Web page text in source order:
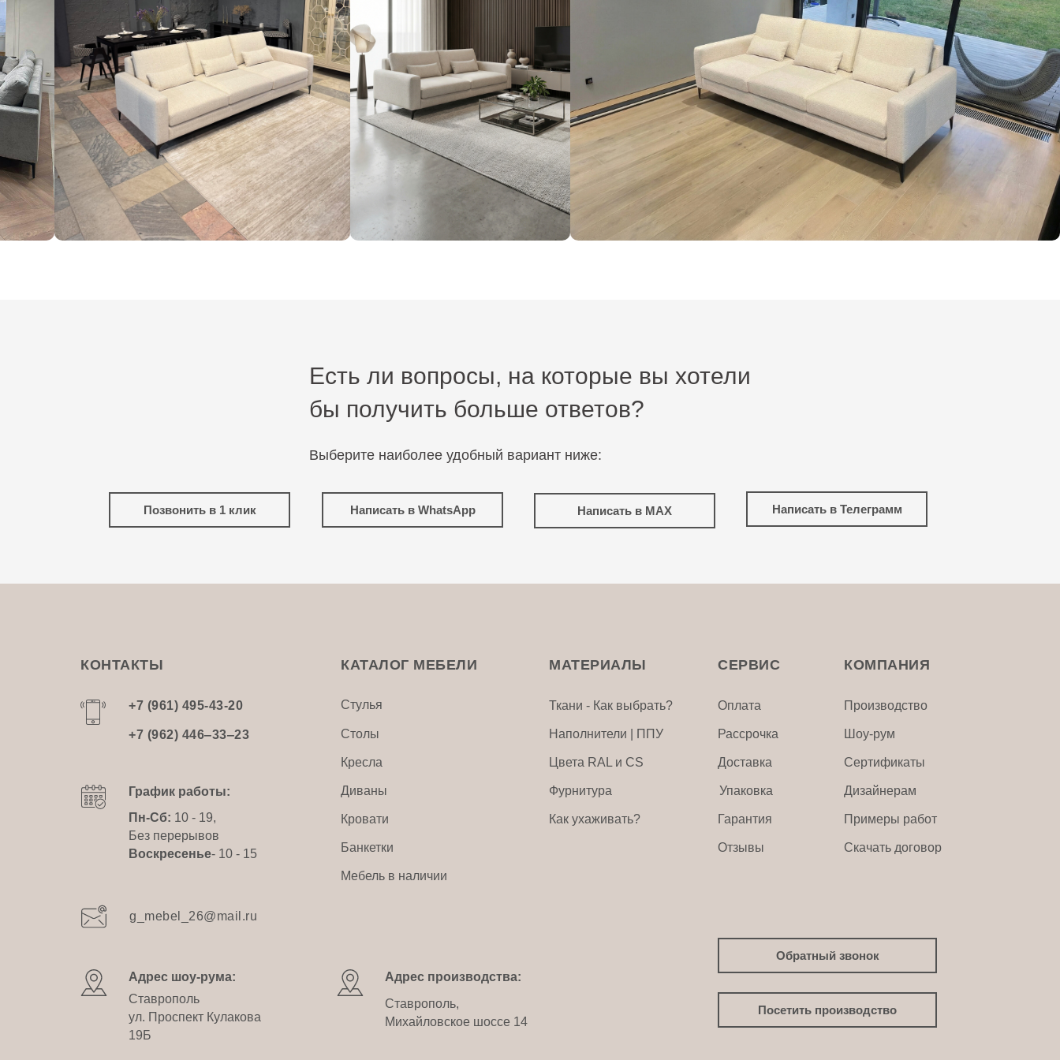
Есть ли вопросы, на которые вы хотели
бы получить больше ответов?
Выберите наиболее удобный вариант ниже:
Написать в WhatsApp Написать в MAX Написать в Телеграмм
Позвонить в 1 клик
Посетить производство
Обратный звонок
Примеры работ
Сертификаты
Дизайнерам
Производство
Скачать договор
КОМПАНИЯ
Оплата
Упаковка
СЕРВИС
Гарантия
Ткани - Как выбрать?
Отзывы
Наполнители | ППУ
Доставка
Цвета RAL и CS
Фурнитура
Как ухаживать?
МАТЕРИАЛЫ
Стулья
Кресла
Столы
Диваны
Кровати
Банкетки
Мебель в наличии
КАТАЛОГ МЕБЕЛИ
+7 (962) 446‒33‒23
g_mebel_26@mail.ru
+7 (961) 495-43-20
График работы:
Пн-Сб: 10 - 19,
Без перерывов
Воскресенье- 10 - 15
Адрес шоу-рума:
Ставрополь
ул. Проспект Кулакова
19Б
Ставрополь,
Михайловское шоссе 14
Адрес производства:
КОНТАКТЫ
Шоу-рум
Рассрочка